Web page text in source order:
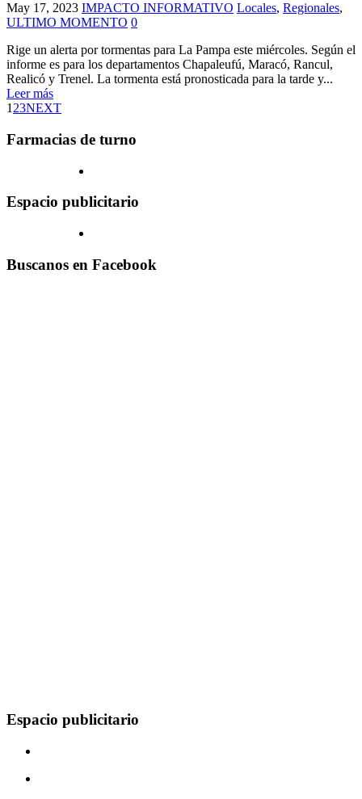
May 17, 2023 IMPACTO INFORMATIVO Locales, Regionales,
ULTIMO MOMENTO 0
Rige un alerta por tormentas para La Pampa este miércoles. Según el
informe es para los departamentos Chapaleufú, Maracó, Rancul,
Realicó y Trenel. La tormenta está pronosticada para la tarde y...
Leer más
1 23NEXT
Farmacias de turno
Espacio publicitario
Buscanos en Facebook
Espacio publicitario